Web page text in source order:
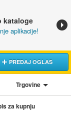
kataloge
aplikacije!
PREDAJ OGLAS
Trgovine
za kupnju